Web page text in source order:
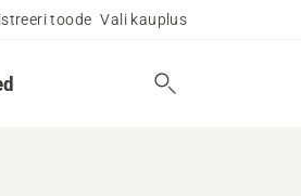
toode Vali kauplus